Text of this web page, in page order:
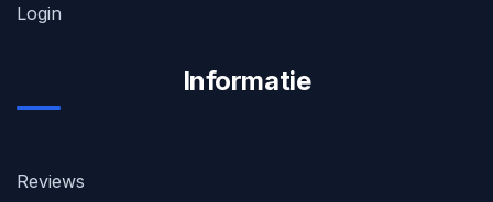
Login
Informatie
Reviews